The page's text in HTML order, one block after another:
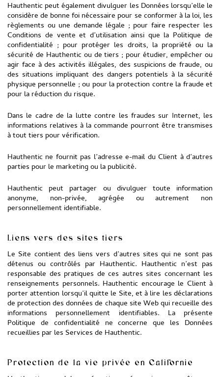
Hauthentic peut également divulguer les Données lorsqu’elle le
considère de bonne foi nécessaire pour se conformer à la loi, les
règlements ou une demande légale ; pour faire respecter les
Conditions de vente et d’utilisation ainsi que la Politique de
confidentialité ; pour protéger les droits, la propriété ou la
sécurité de Hauthentic ou de tiers ; pour étudier, empêcher ou
agir face à des activités illégales, des suspicions de fraude, ou
des situations impliquant des dangers potentiels à la sécurité
physique personnelle ; ou pour la protection contre la fraude et
pour la réduction du risque.
Dans le cadre de la lutte contre les fraudes sur Internet, les
informations relatives à la commande pourront être transmises
à tout tiers pour vérification.
Hauthentic ne fournit pas l’adresse e-mail du Client à d’autres
parties pour le marketing ou la publicité.
Hauthentic peut partager ou divulguer toute information
anonyme, non-privée, agrégée ou autrement non
personnellement identifiable.
Liens vers des sites tiers
Le Site contient des liens vers d’autres sites qui ne sont pas
détenus ou contrôlés par Hauthentic. Hauthentic n’est pas
responsable des pratiques de ces autres sites concernant les
renseignements personnels. Hauthentic encourage le Client à
porter attention lorsqu’il quitte le Site, et à lire les déclarations
de protection des données de chaque site Web qui recueille des
informations personnellement identifiables. La présente
Politique de confidentialité ne concerne que les Données
recueillies par les Services de Hauthentic.
Protection de la vie privée en Californie